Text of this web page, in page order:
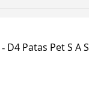
- D4 Patas Pet S A S